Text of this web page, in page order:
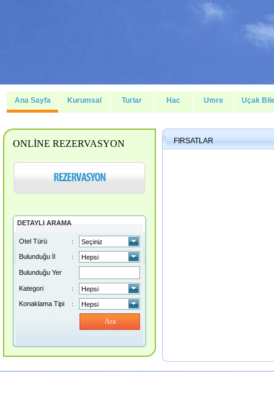
Ana Sayfa Kurumsal Turlar Hac Umre Uçak
ONLİNE REZERVASYON
DETAYLI ARAMA
Otel Türü :
Bulunduğu İl :
Bulunduğu Yer
Kategori :
Konaklama Tipi :
Ara
FIRSATLAR